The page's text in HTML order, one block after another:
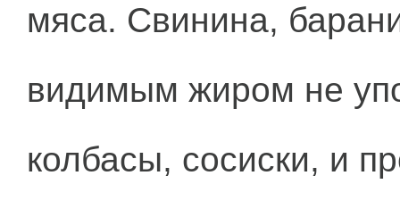
мяса. Свинина,
видимым жиром не
колбасы, сосиски, и